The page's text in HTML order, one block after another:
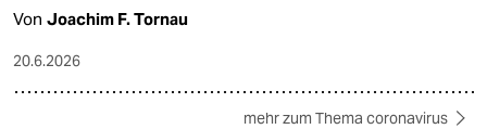
Von Joachim F. Tornau
20.6.2026
mehr zum Thema coronavirus